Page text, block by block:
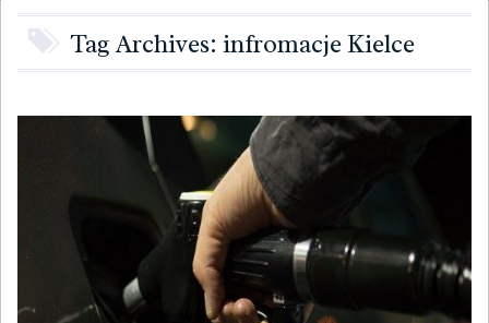
Tag Archives: infromacje Kielce